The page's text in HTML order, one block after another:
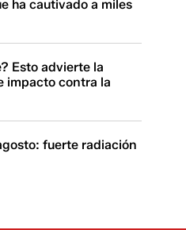
ha cautivado a miles
Esto advierte la
impacto contra la
fuerte radiación